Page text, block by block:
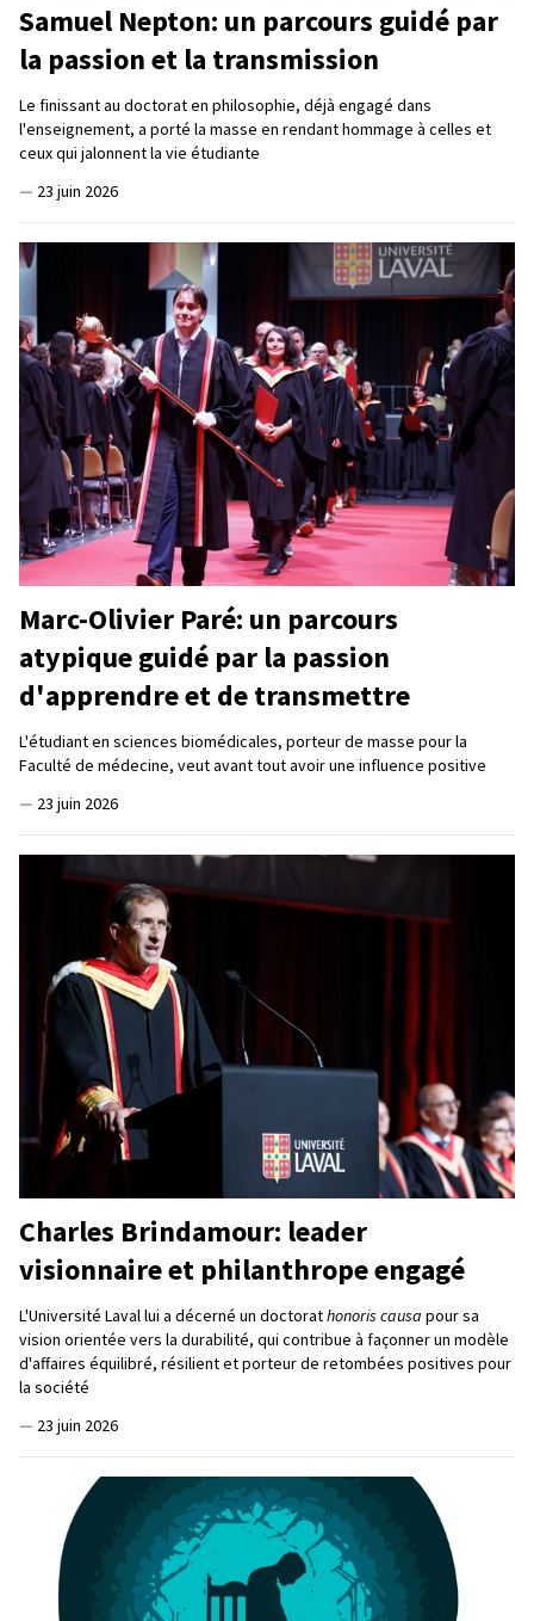
Samuel Nepton: un parcours guidé par
la passion et la transmission
Le finissant au doctorat en philosophie, déjà engagé dans
l'enseignement, a porté la masse en rendant hommage à celles et
ceux qui jalonnent la vie étudiante
— 23 juin 2026
Marc-Olivier Paré: un parcours
atypique guidé par la passion
d'apprendre et de transmettre
L'étudiant en sciences biomédicales, porteur de masse pour la
Faculté de médecine, veut avant tout avoir une influence positive
— 23 juin 2026
Charles Brindamour: leader
visionnaire et philanthrope engagé
L'Université Laval lui a décerné un doctorathonoris causa pour sa
vision orientée vers la durabilité, qui contribue à façonner un modèle
d'affaires équilibré, résilient et porteur de retombées positives pour
la société
— 23 juin 2026